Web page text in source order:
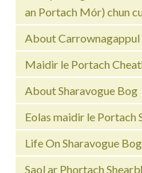
an Portach Mór) chun
About Carrownagappul
Maidir le Portach
About Sharavogue Bog
Eolas maidir le Portach
Life On Sharavogue Bog
Saol ar Phortach